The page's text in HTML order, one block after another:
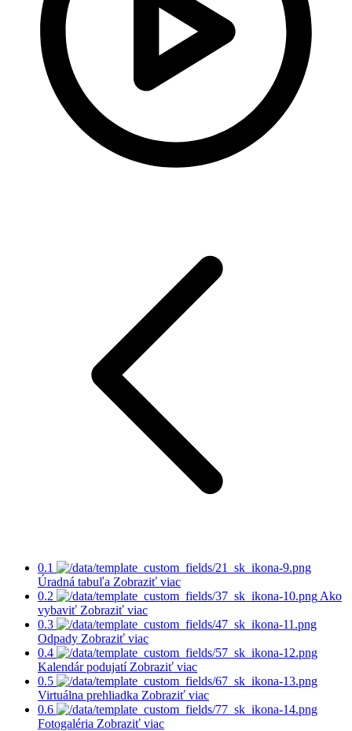
0.1
Úradná tabuľa Zobraziť viac
0.2
Ako
vybaviť Zobraziť viac
0.3
Odpady Zobraziť viac
0.4
Kalendár podujatí Zobraziť viac
0.5
Virtuálna prehliadka Zobraziť viac
0.6
Fotogaléria Zobraziť viac